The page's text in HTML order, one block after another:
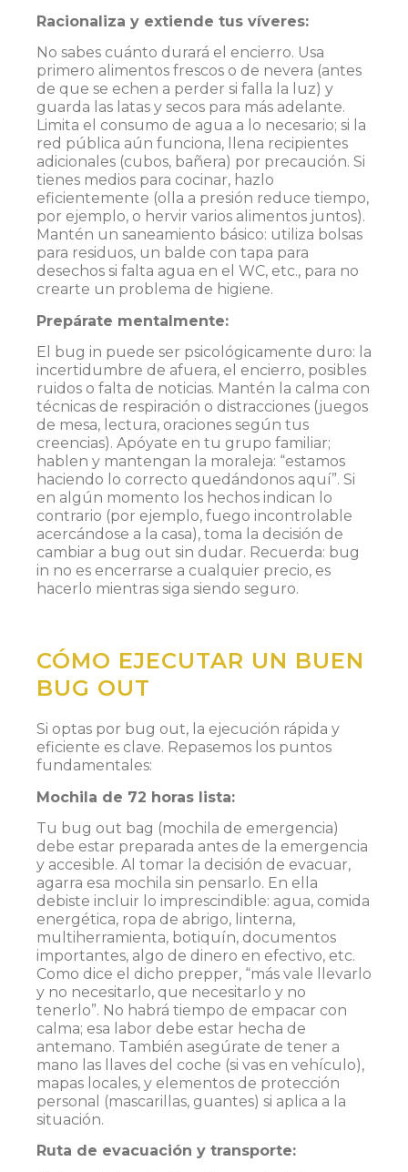
Racionaliza y extiende tus víveres:
No sabes cuánto durará el encierro. Usa
primero alimentos frescos o de nevera (antes
de que se echen a perder si falla la luz) y
guarda las latas y secos para más adelante.
Limita el consumo de agua a lo necesario; si la
red pública aún funciona, llena recipientes
adicionales (cubos, bañera) por precaución. Si
tienes medios para cocinar, hazlo
eficientemente (olla a presión reduce tiempo,
por ejemplo, o hervir varios alimentos juntos).
Mantén un saneamiento básico: utiliza bolsas
para residuos, un balde con tapa para
desechos si falta agua en el WC, etc., para no
crearte un problema de higiene.
Prepárate mentalmente:
El bug in puede ser psicológicamente duro: la
incertidumbre de afuera, el encierro, posibles
ruidos o falta de noticias. Mantén la calma con
técnicas de respiración o distracciones (juegos
de mesa, lectura, oraciones según tus
creencias). Apóyate en tu grupo familiar;
hablen y mantengan la moraleja: “estamos
haciendo lo correcto quedándonos aquí”. Si
en algún momento los hechos indican lo
contrario (por ejemplo, fuego incontrolable
acercándose a la casa), toma la decisión de
cambiar a bug out sin dudar. Recuerda: bug
in no es encerrarse a cualquier precio, es
hacerlo mientras siga siendo seguro.
CÓMO EJECUTAR UN BUEN
BUG OUT
Si optas por bug out, la ejecución rápida y
eficiente es clave. Repasemos los puntos
fundamentales:
Mochila de 72 horas lista:
Tu bug out bag (mochila de emergencia)
debe estar preparada antes de la emergencia
y accesible. Al tomar la decisión de evacuar,
agarra esa mochila sin pensarlo. En ella
debiste incluir lo imprescindible: agua, comida
energética, ropa de abrigo, linterna,
multiherramienta, botiquín, documentos
importantes, algo de dinero en efectivo, etc.
Como dice el dicho prepper, “más vale llevarlo
y no necesitarlo, que necesitarlo y no
tenerlo”. No habrá tiempo de empacar con
calma; esa labor debe estar hecha de
antemano. También asegúrate de tener a
mano las llaves del coche (si vas en vehículo),
mapas locales, y elementos de protección
personal (mascarillas, guantes) si aplica a la
situación.
Ruta de evacuación y transporte: